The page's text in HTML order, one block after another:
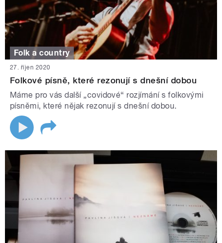
Folk a country
27. říjen 2020
Folkové písně, které rezonují s dnešní dobou
Máme pro vás další „covidové“ rozjímání s folkovými
písněmi, které nějak rezonují s dnešní dobou.